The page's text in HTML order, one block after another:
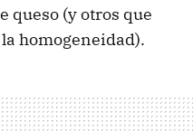
queso (y otros que
homogeneidad).